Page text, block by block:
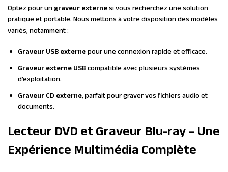
Optez pour ungraveur externesi vous recherchez une solution
pratique et portable. Nous mettons à votre disposition des modèles
variés, notamment :
Graveur USB externepour une connexion rapide et efficace.
Graveur externe USBcompatible avec plusieurs systèmes
d’exploitation.
Graveur CD externe, parfait pour graver vos fichiers audio et
documents.
Lecteur DVD et Graveur Blu-ray – Une
Expérience Multimédia Complète